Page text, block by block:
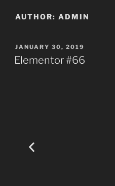
AUTHOR: ADMIN
JANUARY 30, 2019
Elementor #66